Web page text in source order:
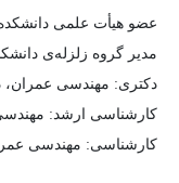
عضو هیأت علمی
مدیر گروه زلزله‌ی
دکتری: مهندسی عمران،
کارشناسی ارشد: مهندسی
کارشناسی: مهندسی